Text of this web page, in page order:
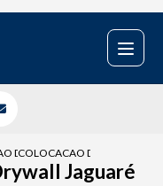
DE DRYWALL
COLOCACAO DE PORTA EM
Jaguaré